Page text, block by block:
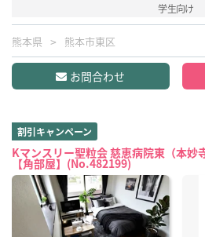
学生向け
熊本県 熊本市東区
お問合わせ
割引キャンペーン
Kマンスリー聖粒会 慈恵病院東（本妙
【角部屋】(No.482199)